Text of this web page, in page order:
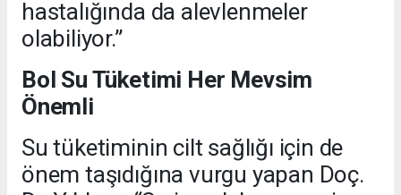
hastalığında da alevlenmeler
olabiliyor.”
Bol Su Tüketimi Her Mevsim
Önemli
Su tüketiminin cilt sağlığı için de
önem taşıdığına vurgu yapan Doç.